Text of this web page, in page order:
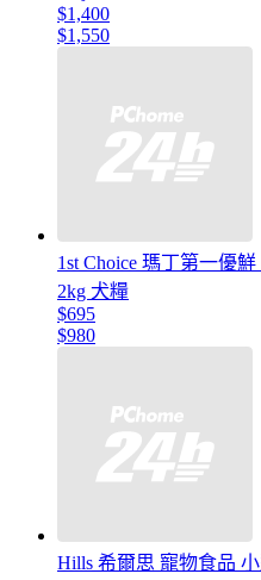
$1,400
$1,550
1st Choice 瑪丁第一優
2kg 犬糧
$695
$980
Hills 希爾思 寵物食品